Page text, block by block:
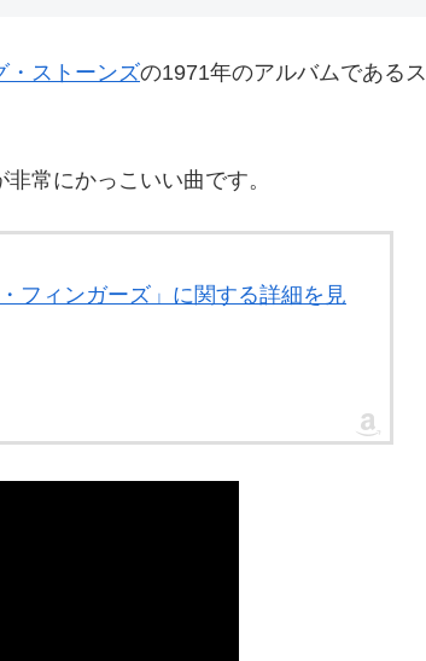
・ストーンズの1971年のアルバムであるス
常にかっこいい曲です。
フィンガーズ」に関する詳細を見